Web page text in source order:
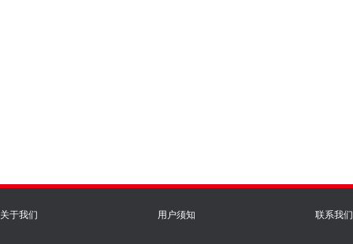
关于我们 用户须知 联系我们